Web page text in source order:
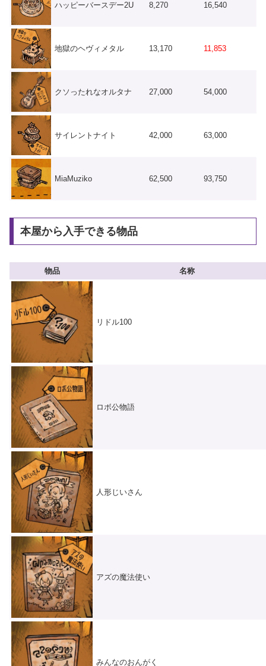
ハッピーバースデー2U 8,270 16,540
地獄のヘヴィメタル 13,170 11,853
クソったれなオルタナ 27,000 54,000
サイレントナイト 42,000 63,000
MiaMuziko 62,500 93,750
本屋から入手できる物品
物品 名称
リドル100
ロボ公物語
人形じいさん
アズの魔法使い
みんなのおんがく